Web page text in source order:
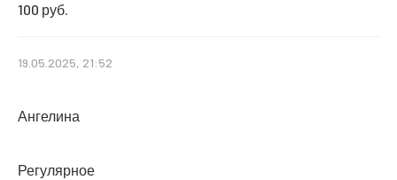
100 руб.
19.05.2025, 21:52
Ангелина
Регулярное